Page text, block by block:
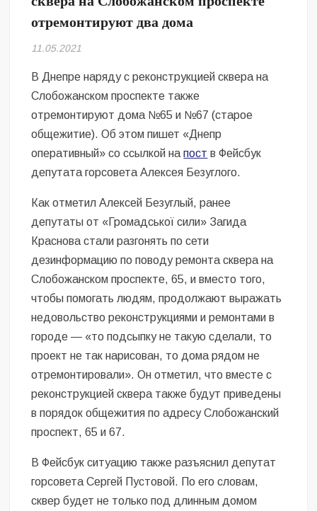
Безугла закликає валити Сирського
Світові бренди одягу та взуття: розвиток ринку та вплив на
сучасну моду
Командувач ВМС Неїжпапа закликав не дестабілізувати ситуацію
навколо керівництва армії
отремонтируют два дома
11.05.2021
В Днепре наряду с реконструкцией сквера на
Слобожанском проспекте также
отремонтируют дома №65 и №67 (старое
общежитие). Об этом пишет «Днепр
оперативный» со ссылкой напост в Фейсбук
депутата горсовета Алексея Безуглого.
Как отметил Алексей Безуглый, ранее
депутаты от «Громадської сили» Загида
Краснова стали разгонять по сети
дезинформацию по поводу ремонта сквера на
Слобожанском проспекте, 65, и вместо того,
чтобы помогать людям, продолжают выражать
недовольство реконструкциями и ремонтами в
городе — «то подсыпку не такую сделали, то
проект не так нарисован, то дома рядом не
отремонтировали». Он отметил, что вместе с
реконструкцией сквера также будут приведены
в порядок общежития по адресу Слобожанский
проспект, 65 и 67.
В Фейсбук ситуацию также разъяснил депутат
горсовета Сергей Пустовой. По его словам,
сквер будет не только под длинным домом